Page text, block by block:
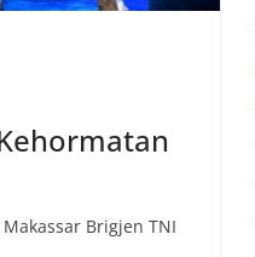
Brigjen TNI